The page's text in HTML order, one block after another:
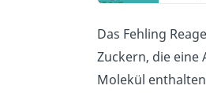
Das Fehling
Zuckern, die eine
Molekül